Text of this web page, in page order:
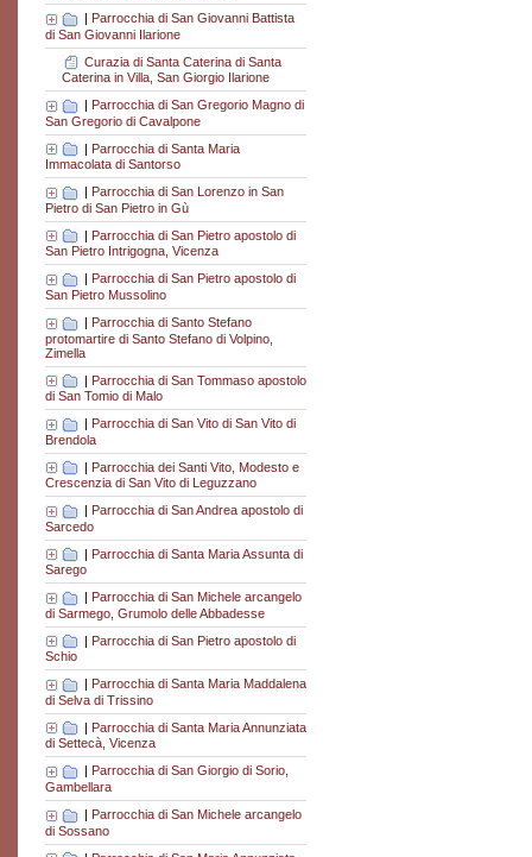
| Parrocchia di San Giovanni Battista
di San Giovanni Ilarione
Curazia di Santa Caterina di Santa
Caterina in Villa, San Giorgio Ilarione
Parrocchia di San Gregorio Magno di
San Gregorio di Cavalpone
| Parrocchia di Santa Maria
Immacolata di Santorso
Parrocchia di San Lorenzo in San
Pietro di San Pietro in Gù
| Parrocchia di San Pietro apostolo di
San Pietro Intrigogna, Vicenza
Parrocchia di San Pietro apostolo di
San Pietro Mussolino
| Parrocchia di Santo Stefano
protomartire di Santo Stefano di Volpino,
Zimella
| Parrocchia di San Tommaso apostolo
di San Tomio di Malo
| Parrocchia di San Vito di San Vito di
Brendola
| Parrocchia dei Santi Vito, Modesto e
Crescenzia di San Vito di Leguzzano
| Parrocchia di San Andrea apostolo di
Sarcedo
| Parrocchia di Santa Maria Assunta di
Sarego
Parrocchia di San Michele arcangelo
di Sarmego, Grumolo delle Abbadesse
| Parrocchia di San Pietro apostolo di
Schio
Parrocchia di Santa Maria Maddalena
di Selva di Trissino
| Parrocchia di Santa Maria Annunziata
di Settecà, Vicenza
Parrocchia di San Giorgio di Sorio,
Gambellara
| Parrocchia di San Michele arcangelo
di Sossano